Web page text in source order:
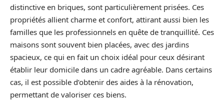
distinctive en briques, sont particulièrement prisées. Ces
propriétés allient charme et confort, attirant aussi bien les
familles que les professionnels en quête de tranquillité. Ces
maisons sont souvent bien placées, avec des jardins
spacieux, ce qui en fait un choix idéal pour ceux désirant
établir leur domicile dans un cadre agréable. Dans certains
cas, il est possible d’obtenir des aides à la rénovation,
permettant de valoriser ces biens.